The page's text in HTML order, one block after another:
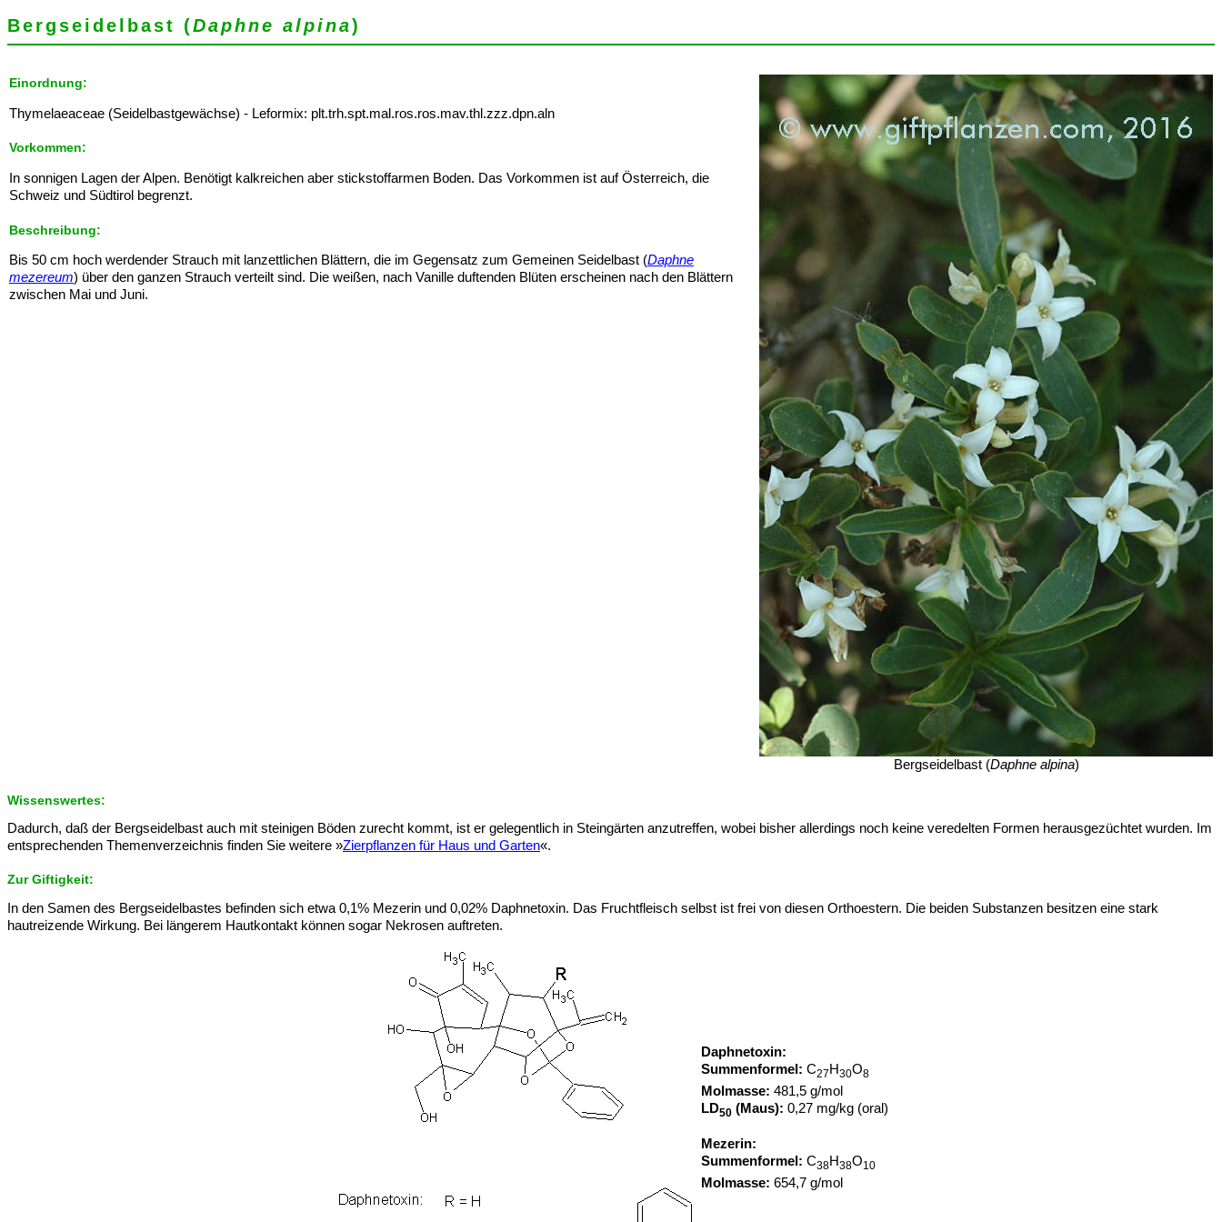
Bergseidelbast (Daphne alpina)
Einordnung:
Thymelaeaceae (Seidelbastgewächse) - Leformix: plt.trh.spt.mal.ros.ros.mav.thl.zzz.dpn.aln
Vorkommen:
In sonnigen Lagen der Alpen. Benötigt kalkreichen aber stickstoffarmen Boden. Das Vorkommen ist auf Österreich, die
Schweiz und Südtirol begrenzt.
Beschreibung:
Bis 50 cm hoch werdender Strauch mit lanzettlichen Blättern, die im Gegensatz zum Gemeinen Seidelbast (Daphne
mezereum) über den ganzen Strauch verteilt sind. Die weißen, nach Vanille duftenden Blüten erscheinen nach den Blättern
zwischen Mai und Juni.
Bergseidelbast (Daphne alpina)
Wissenswertes:
Dadurch, daß der Bergseidelbast auch mit steinigen Böden zurecht kommt, ist er gelegentlich in Steingärten anzutreffen, wobei bisher allerdings noch keine veredelten Formen herausgezüchtet wurden. Im
entsprechenden Themenverzeichnis finden Sie weitere »Zierpflanzen für Haus und Garten«.
Zur Giftigkeit:
In den Samen des Bergseidelbastes befinden sich etwa 0,1% Mezerin und 0,02% Daphnetoxin. Das Fruchtfleisch selbst ist frei von diesen Orthoestern. Die beiden Substanzen besitzen eine stark
hautreizende Wirkung. Bei längerem Hautkontakt können sogar Nekrosen auftreten.
Daphnetoxin:
Summenformel: C27 H30O8
Molmasse: 481,5 g/mol
LD50 (Maus): 0,27 mg/kg (oral)
Mezerin:
Summenformel: C38H38O10
Molmasse: 654,7 g/mol